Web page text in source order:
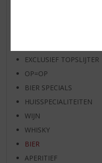
EXCLUSIEF TOPSLIJTER
OP=OP
BIER SPECIALS
HUISSPECIALITEITEN
WIJN
WHISKY
BIER
APERITIEF